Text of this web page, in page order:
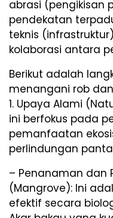
abrasi (pengikisan
pendekatan
teknis
kolaborasi antara
Berikut adalah
menangani rob
1. Upaya Alami
ini berfokus pada
pemanfaatan
perlindungan
– Penanaman dan
(Mangrove): Ini
efektif secara